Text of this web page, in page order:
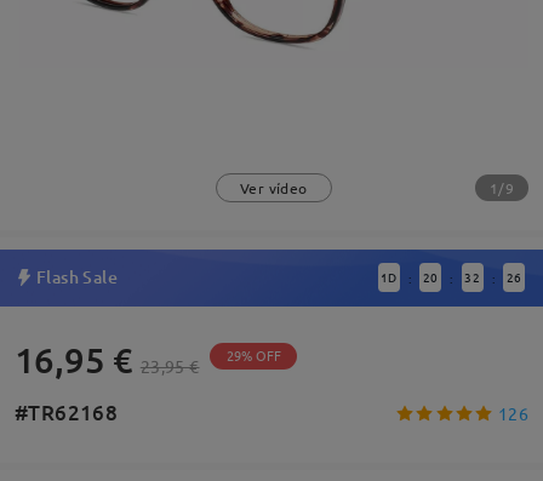
Ver vídeo 1/9
Flash Sale 1 D : 20 : 32 : 26
16,95 € 23,95 € 29% OFF
#TR62168 126